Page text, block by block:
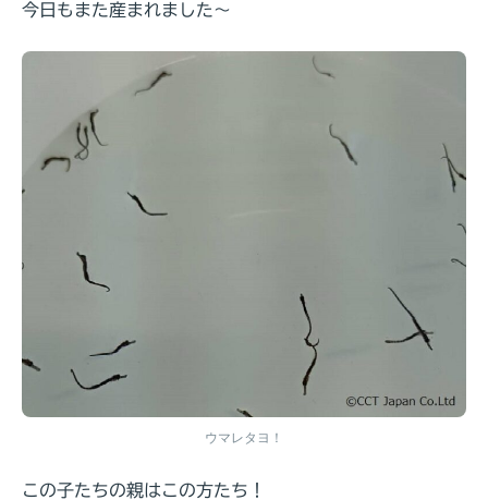
今日もまた産まれました～
ウマレタヨ！
この子たちの親はこの方たち！